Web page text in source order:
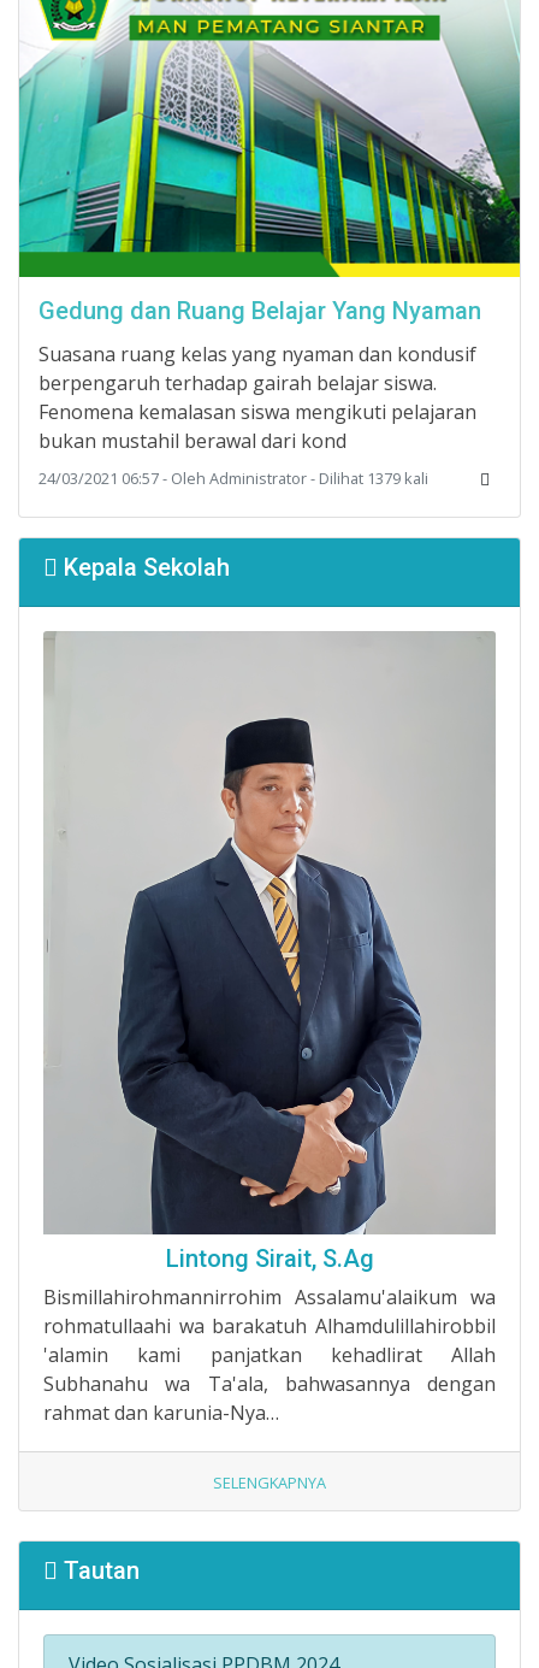
Gedung dan Ruang Belajar Yang Nyaman
Suasana ruang kelas yang nyaman dan kondusif
berpengaruh terhadap gairah belajar siswa.
Fenomena kemalasan siswa mengikuti pelajaran
bukan mustahil berawal dari kond
24/03/2021 06:57 - Oleh Administrator - Dilihat 1379 kali
Kepala Sekolah
Lintong Sirait, S.Ag
Bismillahirohmannirrohim Assalamu'alaikum wa
rohmatullaahi wa barakatuh Alhamdulillahirobbil
'alamin kami panjatkan kehadlirat Allah
Subhanahu wa Ta'ala, bahwasannya dengan
rahmat dan karunia-Nya…
SELENGKAPNYA
Tautan